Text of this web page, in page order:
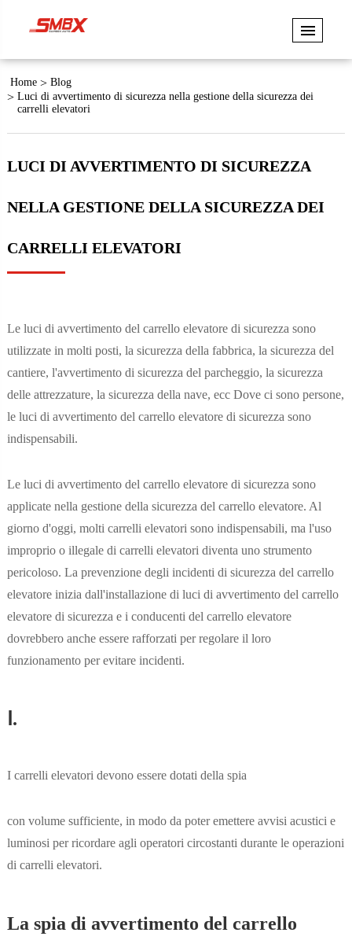
Home
Blog
Luci di avvertimento di sicurezza nella gestione della sicurezza dei
carrelli elevatori
LUCI DI AVVERTIMENTO DI SICUREZZA
NELLA GESTIONE DELLA SICUREZZA DEI
CARRELLI ELEVATORI
Le luci di avvertimento del carrello elevatore di sicurezza sono
utilizzate in molti posti, la sicurezza della fabbrica, la sicurezza del
cantiere, l'avvertimento di sicurezza del parcheggio, la sicurezza
delle attrezzature, la sicurezza della nave, ecc Dove ci sono persone,
le luci di avvertimento del carrello elevatore di sicurezza sono
indispensabili.
Le luci di avvertimento del carrello elevatore di sicurezza sono
applicate nella gestione della sicurezza del carrello elevatore. Al
giorno d'oggi, molti carrelli elevatori sono indispensabili, ma l'uso
improprio o illegale di carrelli elevatori diventa uno strumento
pericoloso. La prevenzione degli incidenti di sicurezza del carrello
elevatore inizia dall'installazione di luci di avvertimento del carrello
elevatore di sicurezza e i conducenti del carrello elevatore
dovrebbero anche essere rafforzati per regolare il loro
funzionamento per evitare incidenti.
Ⅰ.
I carrelli elevatori devono essere dotati della spia
con volume sufficiente, in modo da poter emettere avvisi acustici e
luminosi per ricordare agli operatori circostanti durante le operazioni
di carrelli elevatori.
La spia di avvertimento del carrello